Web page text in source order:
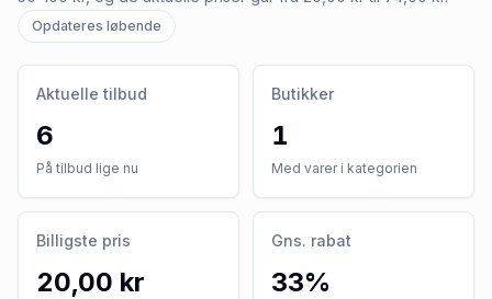
Opdateres løbende
Aktuelle tilbud
6
På tilbud lige nu
Butikker
1
Med varer i kategorien
Billigste pris
20,00 kr
Gns. rabat
33%